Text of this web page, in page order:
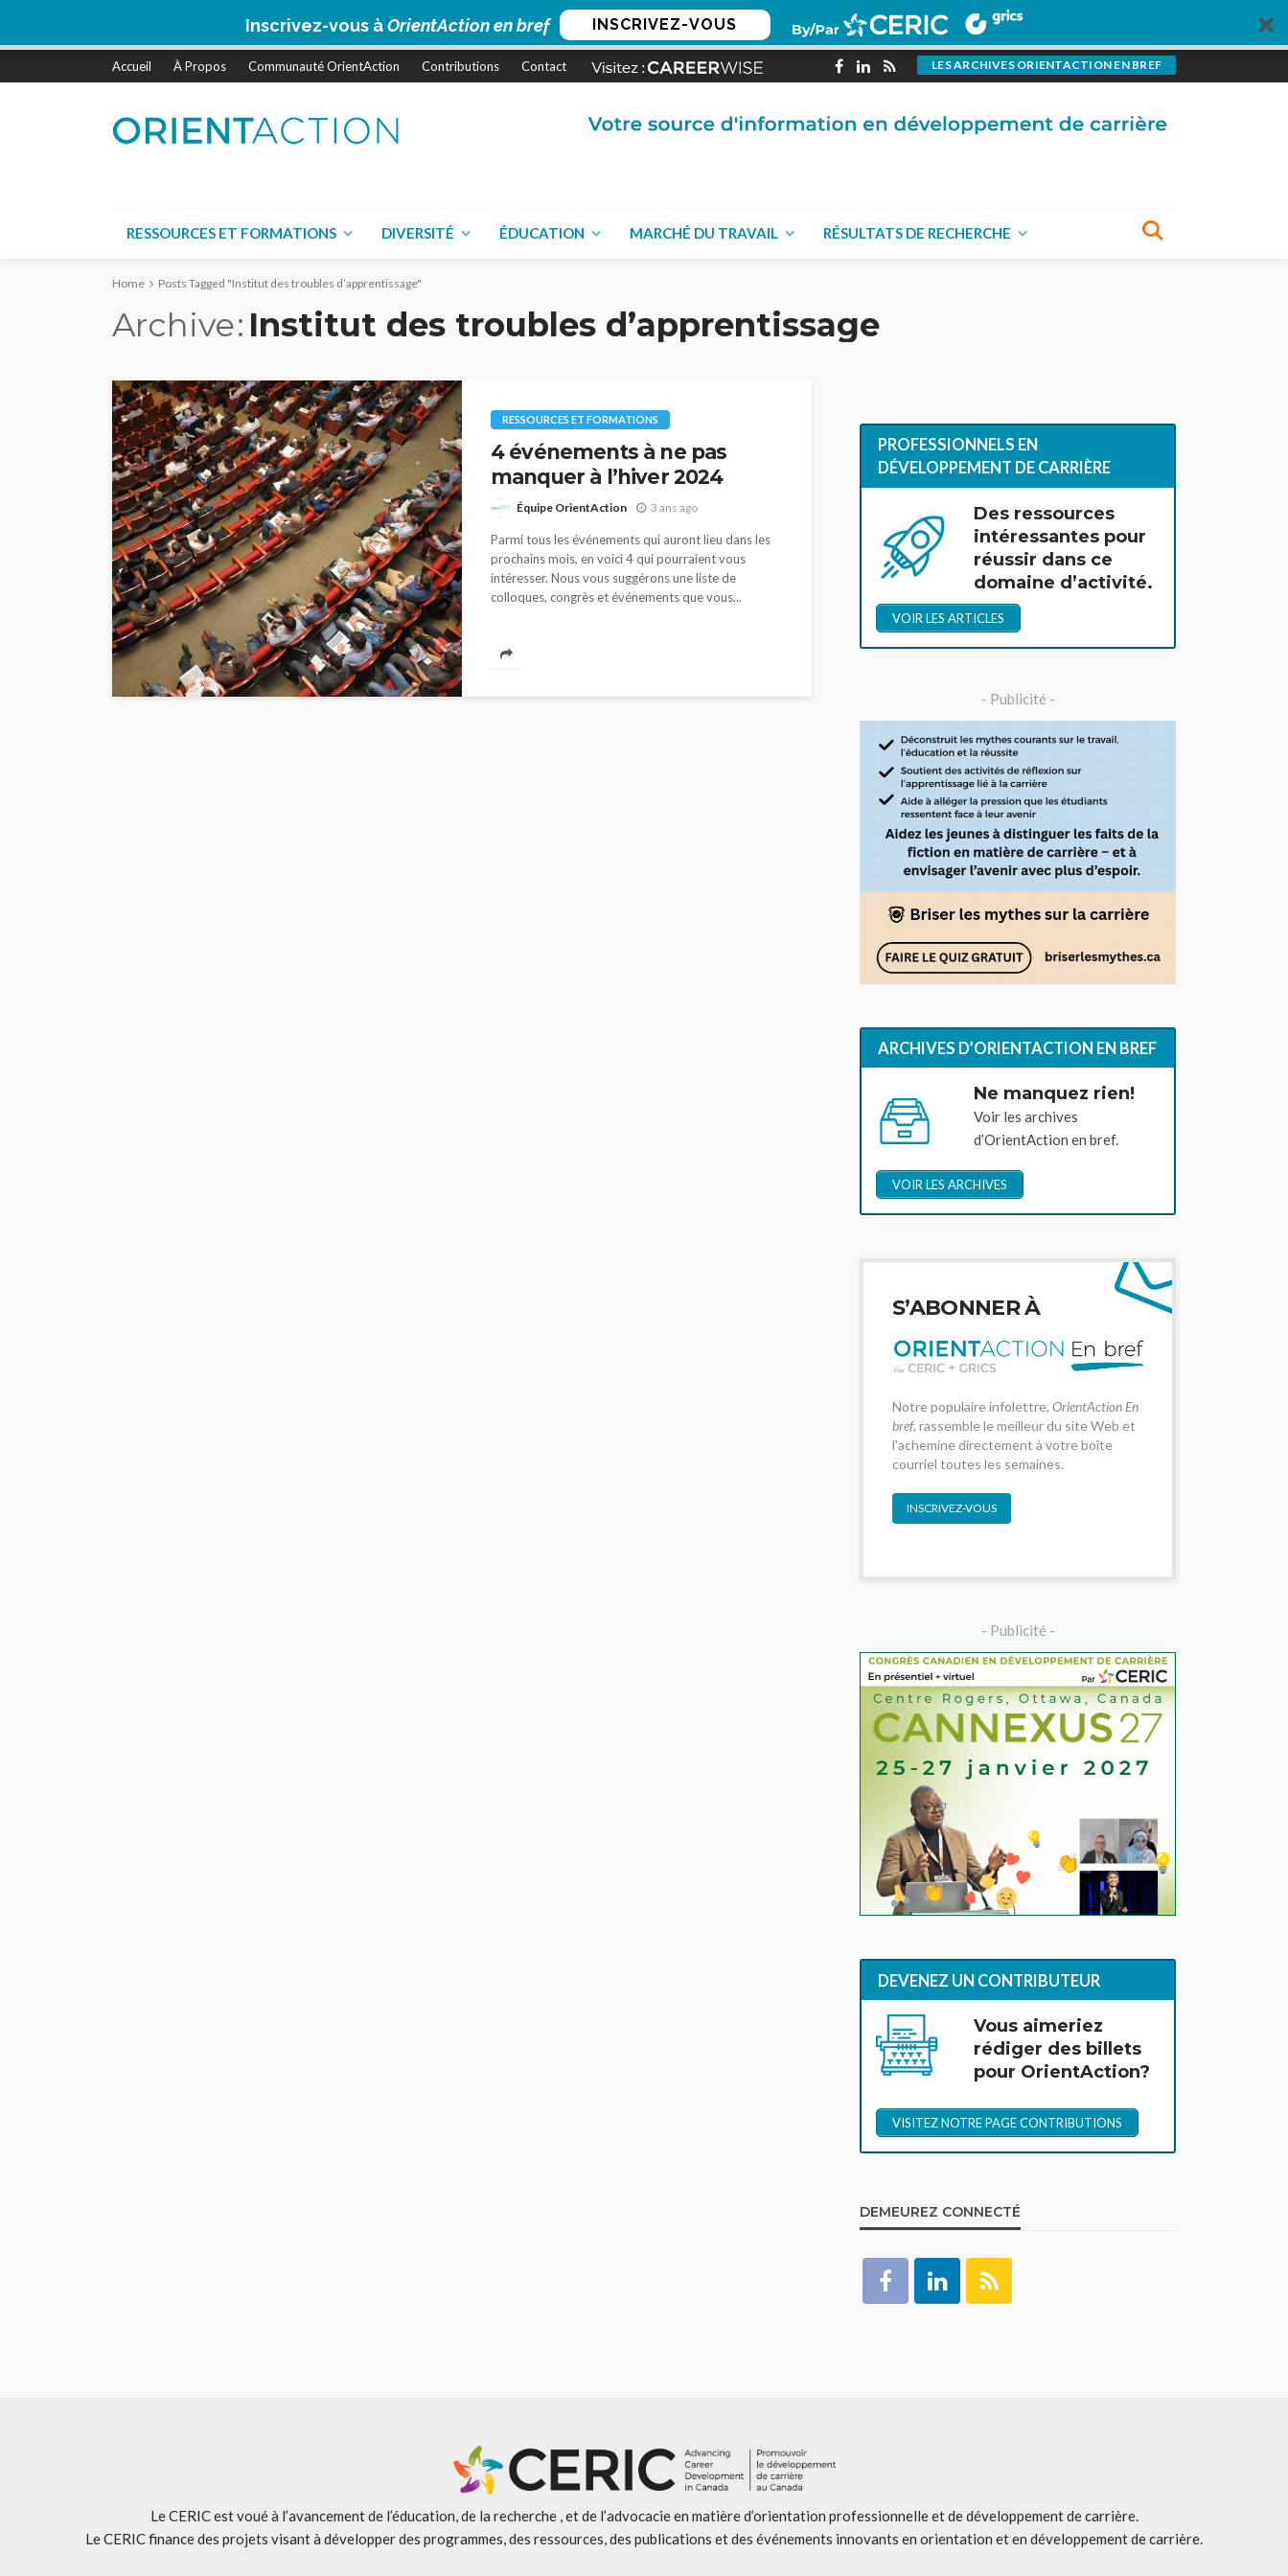
Inscrivez-vous àOrientAction en bref INSCRIVEZ-VOUS
Accueil À Propos Communauté OrientAction Contributions Contact LES ARCHIVES ORIENTACTION EN BREF
RESSOURCES ET FORMATIONS DIVERSITÉ ÉDUCATION MARCHÉ DU TRAVAIL RÉSULTATS DE RECHERCHE
Home Posts Tagged "Institut des troubles d’apprentissage"
Archive Institut des troubles d’apprentissage
RESSOURCES ET FORMATIONS
4 événements à ne pas
manquer à l’hiver 2024
Équipe OrientAction 3 ans ago
Parmi tous les événements qui auront lieu dans les
prochains mois, en voici 4 qui pourraient vous
intéresser. Nous vous suggérons une liste de
colloques, congrès et événements que vous...
PROFESSIONNELS EN
DÉVELOPPEMENT DE CARRIÈRE
Des ressources
intéressantes pour
réussir dans ce
domaine d’activité.
VOIR LES ARTICLES
- Publicité -
ARCHIVES D’ORIENTACTION EN BREF
Ne manquez rien!
Voir les archives
d’OrientAction en bref.
VOIR LES ARCHIVES
S’ABONNER À
Notre populaire infolettre, OrientAction En
bref, rassemble le meilleur du site Web et
l'achemine directement à votre boîte
courriel toutes les semaines.
INSCRIVEZ-VOUS
- Publicité -
DEVENEZ UN CONTRIBUTEUR
Vous aimeriez
rédiger des billets
pour OrientAction?
VISITEZ NOTRE PAGE CONTRIBUTIONS
DEMEUREZ CONNECTÉ
Le CERIC est voué à l’avancement de l’éducation, de la recherche , et de l’advocacie en matière d’orientation professionnelle et de développement de carrière.
Le CERIC finance des projets visant à développer des programmes, des ressources, des publications et des événements innovants en orientation et en développement de carrière.